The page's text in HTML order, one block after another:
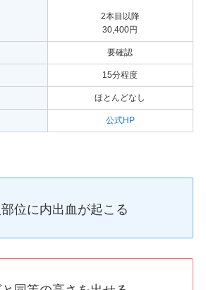
2本目以降
30,400円
要確認
15分程度
ほとんどなし
公式HP
位に内出血が起こる